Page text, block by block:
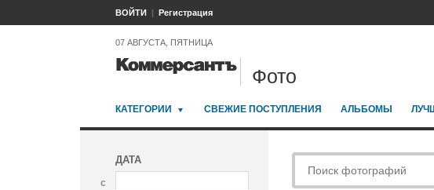
ВОЙТИ Регистрация
07 АВГУСТА, ПЯТНИЦА
Фото
КАТЕГОРИИ СВЕЖИЕ ПОСТУПЛЕНИЯ АЛЬБОМЫ
ДАТА
с